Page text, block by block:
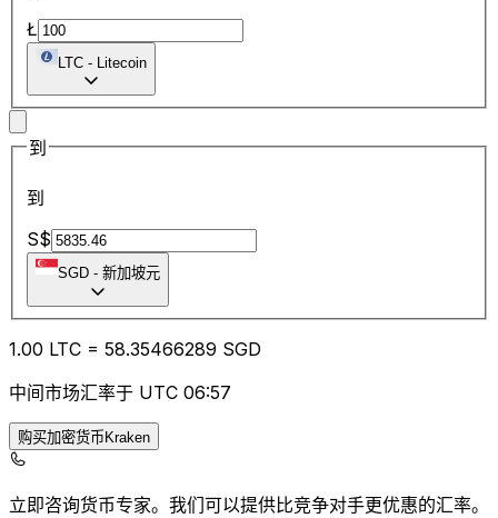
Ł
LTC - Litecoin
到
到
S$
SGD - 新加坡元
1.00 LTC = 58.35466289 SGD
中间市场汇率于 UTC 06:57
购买加密货币Kraken
立即咨询货币专家。 我们可以提供比竞争对手更优惠的汇率。